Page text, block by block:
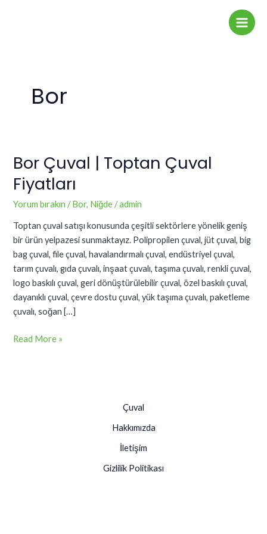
Main
Bor
Bor Çuval | Toptan Çuval
Fiyatları
Yorum bırakın /Bor, Niğde/admin
Toptan çuval satışı konusunda çeşitli sektörlere yönelik geniş
bir ürün yelpazesi sunmaktayız. Polipropilen çuval, jüt çuval, big
bag çuval, file çuval, havalandırmalı çuval, endüstriyel çuval,
tarım çuvalı, gıda çuvalı, inşaat çuvalı, taşıma çuvalı, renkli çuval,
logo baskılı çuval, geri dönüştürülebilir çuval, özel baskılı çuval,
dayanıklı çuval, çevre dostu çuval, yük taşıma çuvalı, paketleme
çuvalı, soğan […]
Bor
|
Toptan
Fiyatları
Read More »
Çuval
Hakkımızda
İletişim
Gizlilik Politikası